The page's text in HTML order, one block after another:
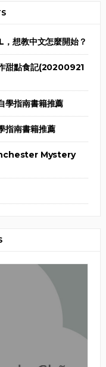
，想教中文怎麼開始？
甜點食記(20200921
學指南書籍推薦
指南書籍推薦
Mystery